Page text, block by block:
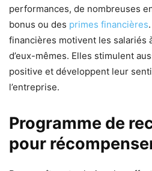
performances, de nombreuses
bonus ou des primes financières
financières motivent les salariés
d’eux-mêmes. Elles stimulent
positive et développent leur
l’entreprise.
Programme de
pour